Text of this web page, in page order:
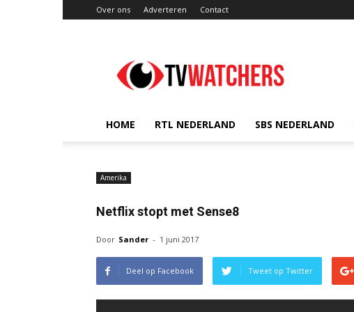
Over ons Adverteren Contact
HOME RTL NEDERLAND SBS NEDERLAND
Amerika
Netflix stopt met Sense8
Door Sander - 1 juni 2017
Deel op Facebook Tweet op Twitter